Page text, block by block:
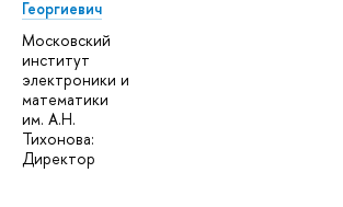
Георгиевич
Московский
институт
электроники и
математики
им. А.Н.
Тихонова:
Директор